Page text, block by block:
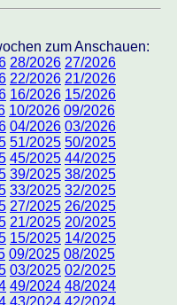
zum Anschauen:
28/2026 27/2026
22/2026 21/2026
16/2026 15/2026
10/2026 09/2026
04/2026 03/2026
51/2025 50/2025
45/2025 44/2025
39/2025 38/2025
33/2025 32/2025
27/2025 26/2025
21/2025 20/2025
15/2025 14/2025
09/2025 08/2025
03/2025 02/2025
49/2024 48/2024
43/2024 42/2024